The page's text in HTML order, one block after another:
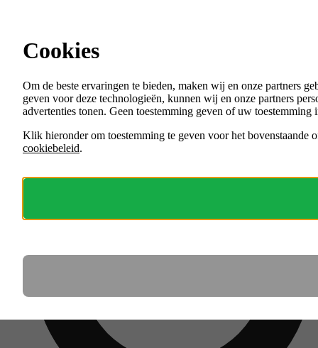
Menu
VACATURES
ORGANISATIES
Cookies
Om de beste ervaringen te bieden, maken wij en onze partners
geven voor deze technologieën, kunnen wij en onze partners
advertenties tonen. Geen toestemming geven of uw
Klik hieronder om toestemming te geven voor het bovenstaande
cookiebeleid.